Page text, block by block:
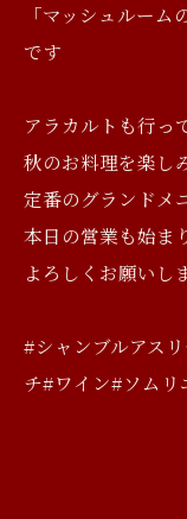
「マッシュルー
です
アラカルトも行っ
秋のお料理を楽し
定番のグランドメ
本日の営業も始ま
よろしくお願いし
#シャンブルアス
チ#ワイン#ソム